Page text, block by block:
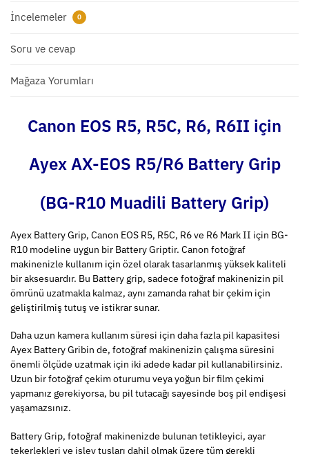
İncelemeler 0
Soru ve cevap
Mağaza Yorumları
Canon EOS R5, R5C, R6, R6II için
Ayex AX-EOS R5/R6 Battery Grip
(BG-R10 Muadili Battery Grip)
Ayex Battery Grip, Canon EOS R5, R5C, R6 ve R6 Mark II için BG-
R10 modeline uygun bir Battery Griptir. Canon fotoğraf
makinenizle kullanım için özel olarak tasarlanmış yüksek kaliteli
bir aksesuardır. Bu Battery grip, sadece fotoğraf makinenizin pil
ömrünü uzatmakla kalmaz, aynı zamanda rahat bir çekim için
geliştirilmiş tutuş ve istikrar sunar.
Daha uzun kamera kullanım süresi için daha fazla pil kapasitesi
Ayex Battery Gribin de, fotoğraf makinenizin çalışma süresini
önemli ölçüde uzatmak için iki adede kadar pil kullanabilirsiniz.
Uzun bir fotoğraf çekim oturumu veya yoğun bir film çekimi
yapmanız gerekiyorsa, bu pil tutacağı sayesinde boş pil endişesi
yaşamazsınız.
Battery Grip, fotoğraf makinenizde bulunan tetikleyici, ayar
tekerlekleri ve işlev tuşları dahil olmak üzere tüm gerekli